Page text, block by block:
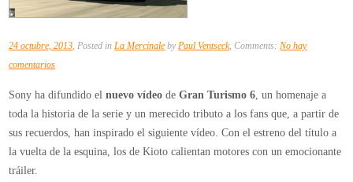
24 octubre, 2013, Posted inLa Mercinale byPaul Ventseck, Comments:No hay
comentariosen
nuevo
vídeo
de
Gran
Sony ha difundido elnuevo vídeo deGran Turismo 6, un homenaje a
toda la historia de la serie y un merecido tributo a los fans que, a partir de
sus recuerdos, han inspirado el siguiente vídeo. Con el estreno del título a
la vuelta de la esquina, los de Kioto calientan motores con un emocionante
tráiler.